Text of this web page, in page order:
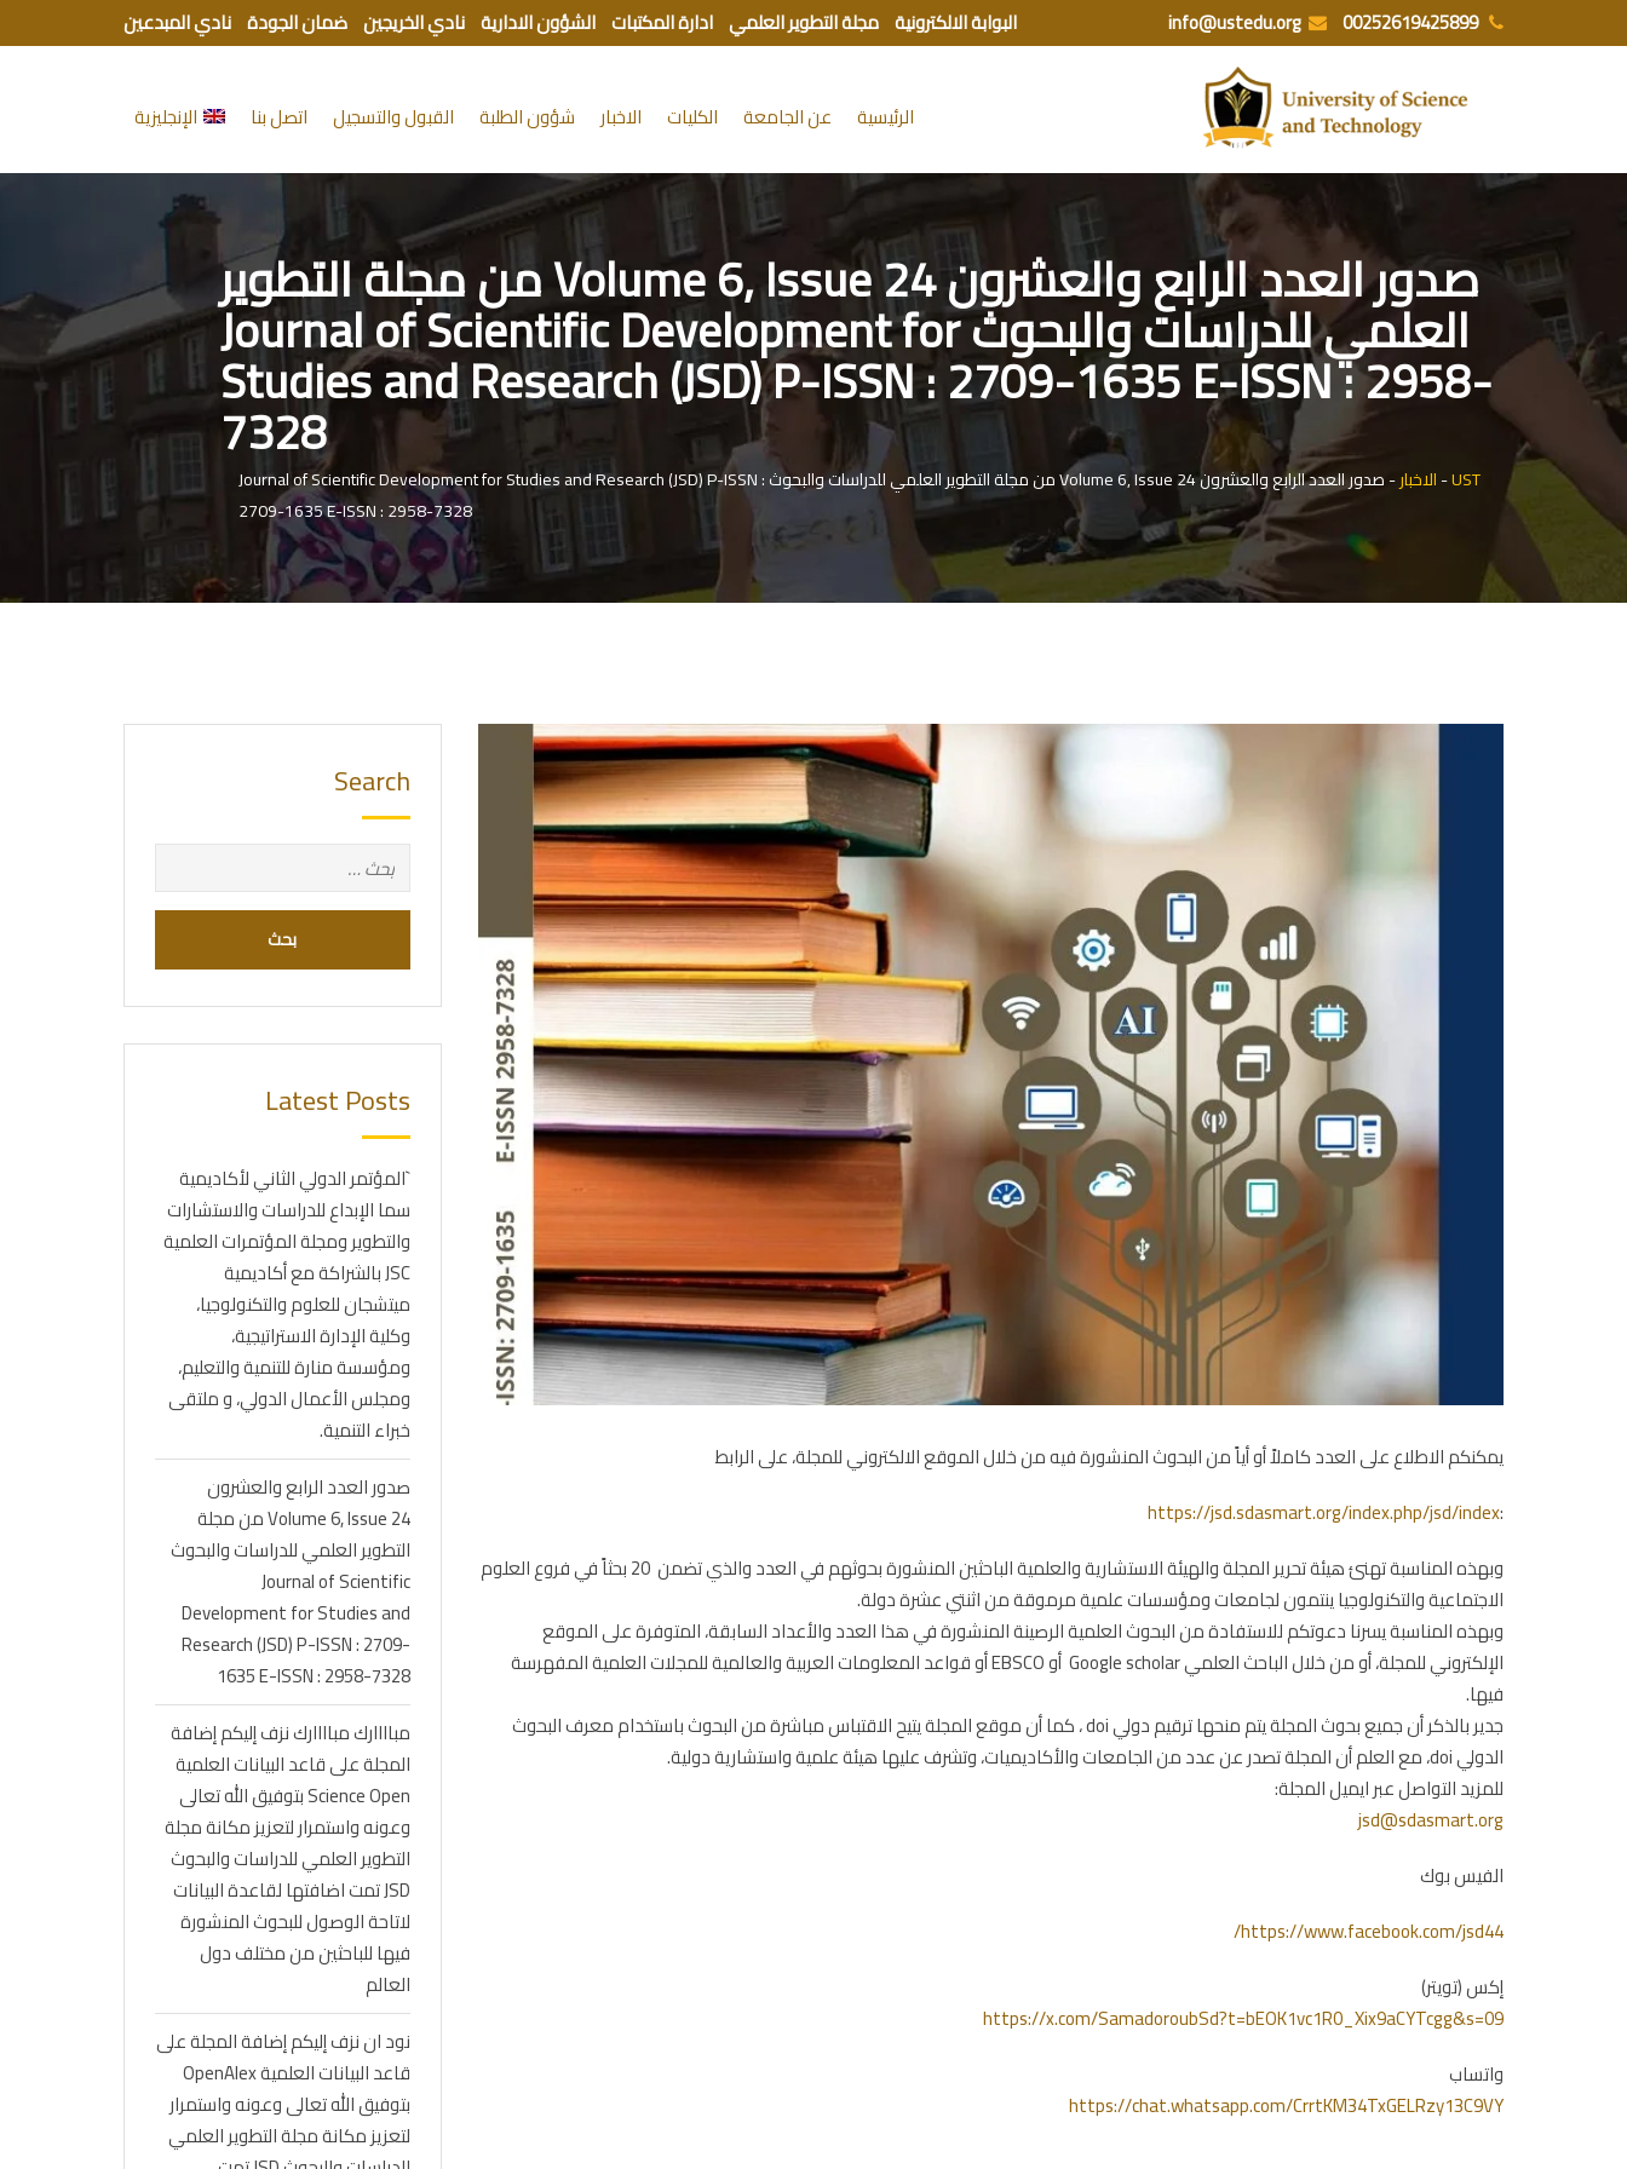
to
00252619425899
info@ustedu.org البوابة الالكترونية مجلة التطوير العلمي ادارة المكتبات الشؤون الادارية نادي الخريجين ضمان الجودة نادي المبدعين
الرئيسية عن الجامعة الكليات الاخبار شؤون الطلبة القبول والتسجيل اتصل بنا الإنجليزية
صدور العدد الرابع والعشرون Volume 6, Issue 24 من مجلة التطوير
العلمي للدراسات والبحوث Journal of Scientific Development for
Studies and Research (JSD) P-ISSN : 2709-1635 E-ISSN : 2958-
7328
UST
-الاخبار-
صدور العدد الرابع والعشرون Volume 6, Issue 24 من مجلة التطوير العلمي للدراسات والبحوث Journal of Scientific Development for Studies and Research (JSD) P-ISSN :
2709-1635 E-ISSN : 2958-7328
يمكنكم الاطلاع على العدد كاملاً أو أياً من البحوث المنشورة فيه من خلال الموقع الالكتروني للمجلة، على الرابط
:
https://jsd.sdasmart.org/index.php/jsd/index
وبهذه المناسبة تهنئ هيئة تحرير المجلة والهيئة الاستشارية والعلمية الباحثين المنشورة بحوثهم في العدد والذي تضمن 20 بحثاً في فروع العلوم
الاجتماعية والتكنولوجيا ينتمون لجامعات ومؤسسات علمية مرموقة من اثنتي عشرة دولة.
وبهذه المناسبة يسرنا دعوتكم للاستفادة من البحوث العلمية الرصينة المنشورة في هذا العدد والأعداد السابقة، المتوفرة على الموقع
الإلكتروني للمجلة، أو من خلال الباحث العلمي Google scholar أو EBSCO أو قواعد المعلومات العربية والعالمية للمجلات العلمية المفهرسة
فيها.
جدير بالذكر أن جميع بحوث المجلة يتم منحها ترقيم دولي doi ، كما أن موقع المجلة يتيح الاقتباس مباشرة من البحوث باستخدام معرف البحوث
الدولي doi، مع العلم أن المجلة تصدر عن عدد من الجامعات والأكاديميات، وتشرف عليها هيئة علمية واستشارية دولية.
للمزيد التواصل عبر ايميل المجلة:
jsd@sdasmart.org
الفيس بوك
https://www.facebook.com/jsd44/
إكس (تويتر)
https://x.com/SamadoroubSd?t=bEOK1vc1R0_Xix9aCYTcgg&s=09
واتساب
https://chat.whatsapp.com/CrrtKM34TxGELRzy13C9VY
Search
البحث
عن:
Latest Posts
`المؤتمر الدولي الثاني لأكاديمية
سما الإبداع للدراسات والاستشارات
والتطوير ومجلة المؤتمرات العلمية
JSC بالشراكة مع أكاديمية
ميتشجان للعلوم والتكنولوجيا،
وكلية الإدارة الاستراتيجية،
ومؤسسة منارة للتنمية والتعليم،
ومجلس الأعمال الدولي، و ملتقى
خبراء التنمية.
صدور العدد الرابع والعشرون
Volume 6, Issue 24 من مجلة
التطوير العلمي للدراسات والبحوث
Journal of Scientific
Development for Studies and
Research (JSD) P-ISSN : 2709-
1635 E-ISSN : 2958-7328
مباااارك مباااارك نزف إليكم إضافة
المجلة على قاعد البيانات العلمية
Science Open بتوفيق الله تعالى
وعونه واستمرار لتعزيز مكانة مجلة
التطوير العلمي للدراسات والبحوث
JSD تمت اضافتها لقاعدة البيانات
لاتاحة الوصول للبحوث المنشورة
فيها للباحثين من مختلف دول
العالم
نود ان نزف إليكم إضافة المجلة على
قاعد البيانات العلمية OpenAlex
بتوفيق الله تعالى وعونه واستمرار
لتعزيز مكانة مجلة التطوير العلمي